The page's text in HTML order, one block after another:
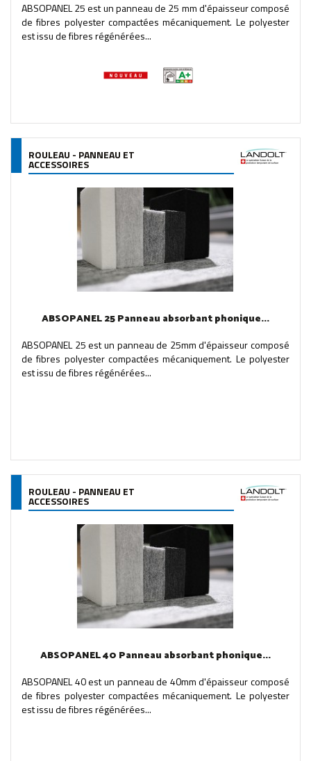
ABSOPANEL 25 est un panneau de 25 mm d'épaisseur composé
de fibres polyester compactées mécaniquement. Le polyester
est issu de fibres régénérées...
ROULEAU - PANNEAU ET
ACCESSOIRES
ABSOPANEL 25 Panneau absorbant phonique...
ABSOPANEL 25 est un panneau de 25mm d'épaisseur composé
de fibres polyester compactées mécaniquement. Le polyester
est issu de fibres régénérées...
ROULEAU - PANNEAU ET
ACCESSOIRES
ABSOPANEL 40 Panneau absorbant phonique...
ABSOPANEL 40 est un panneau de 40mm d'épaisseur composé
de fibres polyester compactées mécaniquement. Le polyester
est issu de fibres régénérées...